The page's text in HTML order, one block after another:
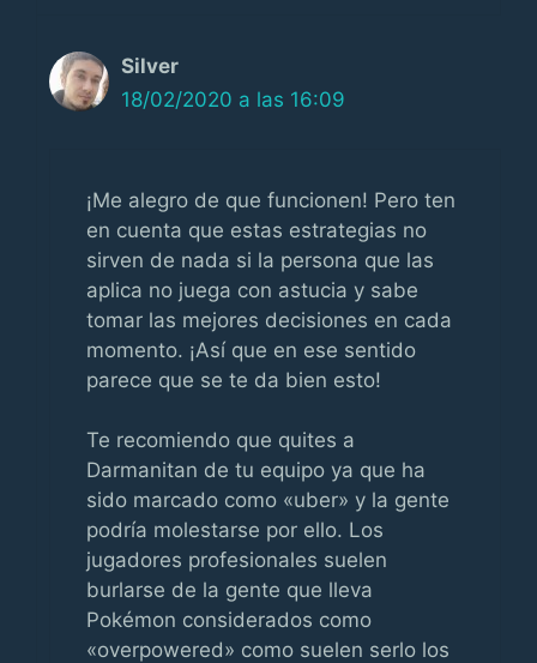
Silver
18/02/2020 a las 16:09
¡Me alegro de que funcionen! Pero ten
en cuenta que estas estrategias no
sirven de nada si la persona que las
aplica no juega con astucia y sabe
tomar las mejores decisiones en cada
momento. ¡Así que en ese sentido
parece que se te da bien esto!
Te recomiendo que quites a
Darmanitan de tu equipo ya que ha
sido marcado como «uber» y la gente
podría molestarse por ello. Los
jugadores profesionales suelen
burlarse de la gente que lleva
Pokémon considerados como
«overpowered» como suelen serlo los